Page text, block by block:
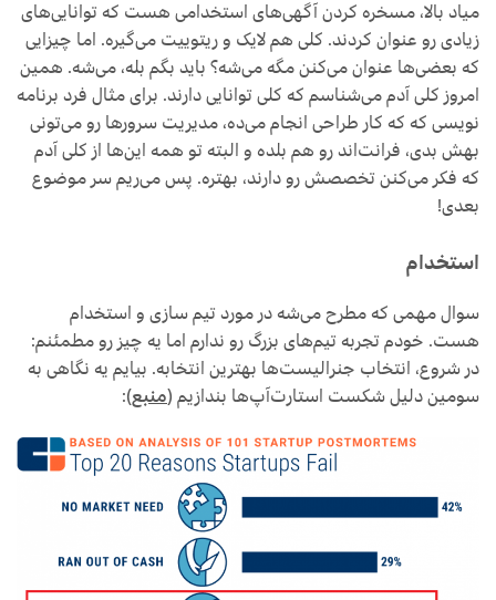
میاد بالا، مسخره کردن آگهی‌های استخدامی هست که توانایی‌های
زیادی رو عنوان کردند. کلی هم لایک و ریتوییت می‌گیره. اما چیزایی
که بعضی‌ها عنوان می‌کنن مگه می‌شه؟ باید بگم بله، می‌شه. همین
امروز کلی آدم می‌شناسم که کلی توانایی دارند. برای مثال فرد برنامه
نویسی که که کار طراحی انجام می‌ده، مدیریت سرورها رو می‌تونی
بهش بدی، فرانت‌اند رو هم بلده و البته تو همه این‌ها از کلی آدم
که فکر می‌کنن تخصصش رو دارند، بهتره. پس می‌ریم سر موضوع
بعدی!
استخدام
سوال مهمی که مطرح می‌شه در مورد تیم سازی و استخدام
هست. خودم تجربه تیم‌های بزرگ رو ندارم اما یه چیز رو مطمئنم:
در شروع، انتخاب جنرالیست‌ها بهترین انتخابه. بیایم یه نگاهی به
سومین دلیل شکست استارت‌آپ‌ها بندازیم (منبع):